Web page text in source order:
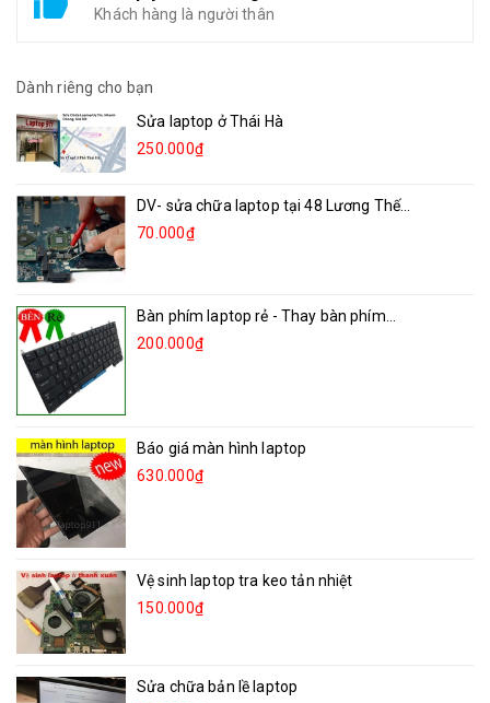
Khách hàng là người thân
Dành riêng cho bạn
Sửa laptop ở Thái Hà
250.000₫
DV- sửa chữa laptop tại 48 Lương Thế...
70.000₫
Bàn phím laptop rẻ - Thay bàn phím...
200.000₫
Báo giá màn hình laptop
630.000₫
Vệ sinh laptop tra keo tản nhiệt
150.000₫
Sửa chữa bản lề laptop